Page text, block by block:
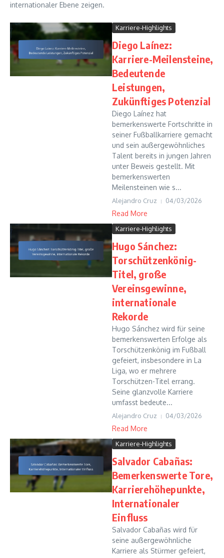
internationaler Ebene zeigen.
Karriere-Highlights
Diego Laínez:
Karriere-Meilensteine,
Bedeutende
Leistungen,
Zukünftiges Potenzial
Diego Laínez hat
bemerkenswerte Fortschritte in
seiner Fußballkarriere gemacht
und sein außergewöhnliches
Talent bereits in jungen Jahren
unter Beweis gestellt. Mit
bemerkenswerten
Meilensteinen wie s...
Alejandro Cruz 04/03/2026
Read More
Karriere-Highlights
Hugo Sánchez:
Torschützenkönig-
Titel, große
Vereinsgewinne,
internationale
Rekorde
Hugo Sánchez wird für seine
bemerkenswerten Erfolge als
Torschützenkönig im Fußball
gefeiert, insbesondere in La
Liga, wo er mehrere
Torschützen-Titel errang.
Seine glanzvolle Karriere
umfasst bedeute...
Alejandro Cruz 04/03/2026
Read More
Karriere-Highlights
Salvador Cabañas:
Bemerkenswerte Tore,
Karrierehöhepunkte,
Internationaler
Einfluss
Salvador Cabañas wird für
seine außergewöhnliche
Karriere als Stürmer gefeiert,